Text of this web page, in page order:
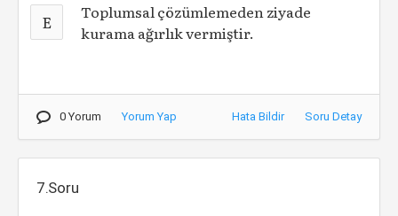
E
Toplumsal çözümlemeden ziyade
kurama ağırlık vermiştir.
0 Yorum Yorum Yap Hata Bildir Soru Detay
7.Soru